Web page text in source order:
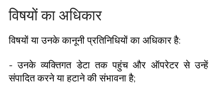
विषयों का अधिकार
विषयों या उनके कानूनी प्रतिनिधियों का अधिकार है:
- उनके व्यक्तिगत डेटा तक पहुंच और ऑपरेटर से उन्हें
संपादित करने या हटाने की संभावना है;